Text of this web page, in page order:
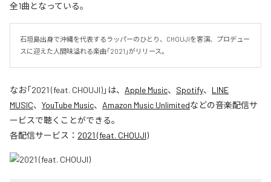
全1曲となっている。
石垣島出身で沖縄を代表するラッパーのひとり、CHOUJIを客演、プロデュー
スに迎えた人間味溢れる楽曲「2021」がリリース。
なお「2021 (feat. CHOUJI)」は、 Apple Music、 Spotify、 LINE
MUSIC、 YouTube Music、 Amazon Music Unlimitedなどの音楽配信サ
ービスで聴くことができる。
各配信サービス： 2021 (feat. CHOUJI)